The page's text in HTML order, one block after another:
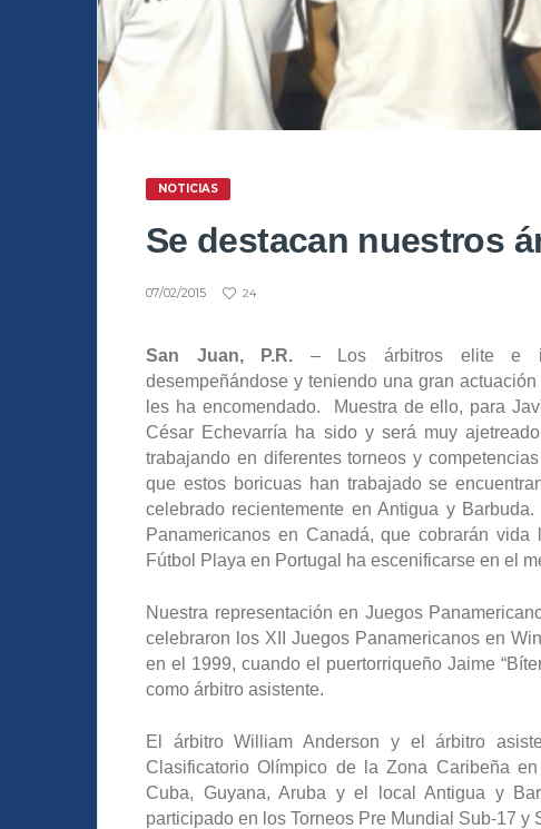
NOTICIAS
Se destacan nuestros
07/02/2015 24
San Juan, P.R. – Los árbitros elite e
desempeñándose y teniendo una gran
les ha encomendado. Muestra de ello, para
César Echevarría ha sido y será muy
trabajando en diferentes torneos y
que estos boricuas han trabajado se
celebrado recientemente en Antigua y
Panamericanos en Canadá, que cobrarán
Fútbol Playa en Portugal ha escenificarse en el
Nuestra representación en Juegos
celebraron los XII Juegos Panamericanos en
en el 1999, cuando el puertorriqueño Jaime
como árbitro asistente.
El árbitro William Anderson y el árbitro
Clasificatorio Olímpico de la Zona Caribeña
Cuba, Guyana, Aruba y el local Antigua y
participado en los Torneos Pre Mundial Sub-17